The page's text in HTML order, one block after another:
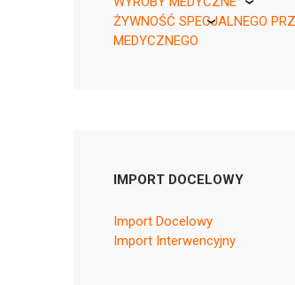
KikGel
ŻYWNOŚĆ SPECJALNEGO
MEDYCZNEGO
IMPORT DOCELOWY
Import Docelowy
Import Interwencyjny